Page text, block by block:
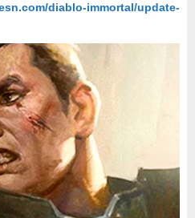
diablo-immortal/update-